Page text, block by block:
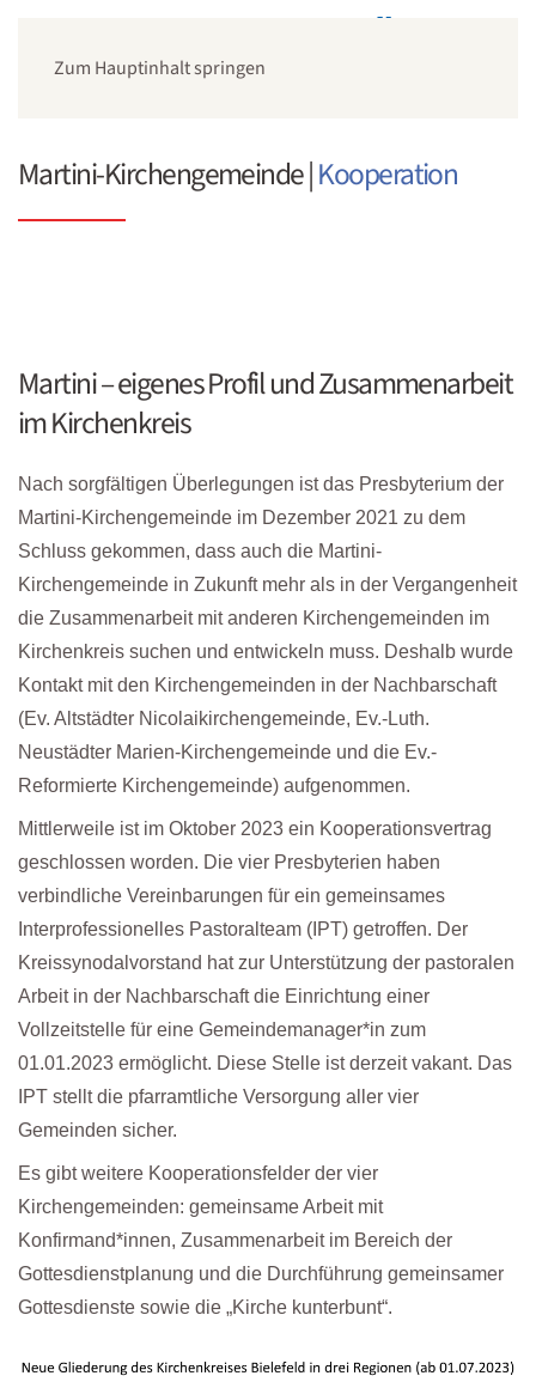
Zum Hauptinhalt springen
Martini-Kirchengemeinde |Kooperation
Martini – eigenes Profil und Zusammenarbeit
im Kirchenkreis
Nach sorgfältigen Überlegungen ist das Presbyterium der
Martini-Kirchengemeinde im Dezember 2021 zu dem
Schluss gekommen, dass auch die Martini-
Kirchengemeinde in Zukunft mehr als in der Vergangenheit
die Zusammenarbeit mit anderen Kirchengemeinden im
Kirchenkreis suchen und entwickeln muss. Deshalb wurde
Kontakt mit den Kirchengemeinden in der Nachbarschaft
(Ev. Altstädter Nicolaikirchengemeinde, Ev.-Luth.
Neustädter Marien-Kirchengemeinde und die Ev.-
Reformierte Kirchengemeinde) aufgenommen.
Mittlerweile ist im Oktober 2023 ein Kooperationsvertrag
geschlossen worden. Die vier Presbyterien haben
verbindliche Vereinbarungen für ein gemeinsames
Interprofessionelles Pastoralteam (IPT) getroffen. Der
Kreissynodalvorstand hat zur Unterstützung der pastoralen
Arbeit in der Nachbarschaft die Einrichtung einer
Vollzeitstelle für eine Gemeindemanager*in zum
01.01.2023 ermöglicht. Diese Stelle ist derzeit vakant. Das
IPT stellt die pfarramtliche Versorgung aller vier
Gemeinden sicher.
Es gibt weitere Kooperationsfelder der vier
Kirchengemeinden: gemeinsame Arbeit mit
Konfirmand*innen, Zusammenarbeit im Bereich der
Gottesdienstplanung und die Durchführung gemeinsamer
Gottesdienste sowie die „Kirche kunterbunt“.